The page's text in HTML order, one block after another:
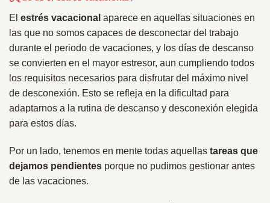
El estrés vacacional aparece en aquellas situaciones en
las que no somos capaces de desconectar del trabajo
durante el periodo de vacaciones, y los días de descanso
se convierten en el mayor estresor, aun cumpliendo todos
los requisitos necesarios para disfrutar del máximo nivel
de desconexión. Esto se refleja en la dificultad para
adaptarnos a la rutina de descanso y desconexión elegida
para estos días.
Por un lado, tenemos en mente todas aquellas tareas que
dejamos pendientes porque no pudimos gestionar antes
de las vacaciones.